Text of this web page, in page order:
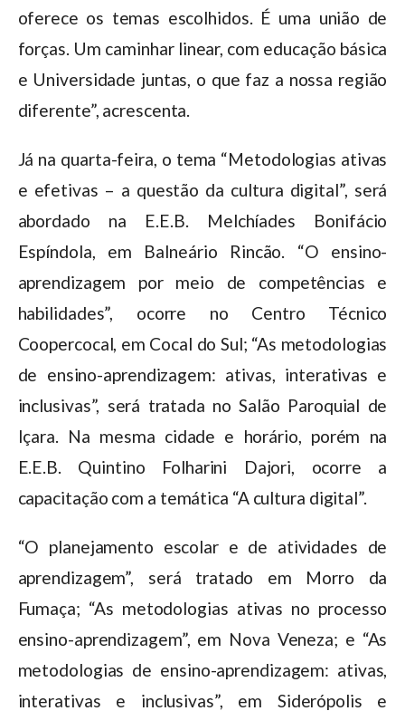
oferece os temas escolhidos. É uma união de
forças. Um caminhar linear, com educação básica
e Universidade juntas, o que faz a nossa região
diferente”, acrescenta.
Já na quarta-feira, o tema “Metodologias ativas
e efetivas – a questão da cultura digital”, será
abordado na E.E.B. Melchíades Bonifácio
Espíndola, em Balneário Rincão. “O ensino-
aprendizagem por meio de competências e
habilidades”, ocorre no Centro Técnico
Coopercocal, em Cocal do Sul; “As metodologias
de ensino-aprendizagem: ativas, interativas e
inclusivas”, será tratada no Salão Paroquial de
Içara. Na mesma cidade e horário, porém na
E.E.B. Quintino Folharini Dajori, ocorre a
capacitação com a temática “A cultura digital”.
“O planejamento escolar e de atividades de
aprendizagem”, será tratado em Morro da
Fumaça; “As metodologias ativas no processo
ensino-aprendizagem”, em Nova Veneza; e “As
metodologias de ensino-aprendizagem: ativas,
interativas e inclusivas”, em Siderópolis e